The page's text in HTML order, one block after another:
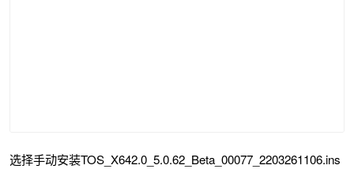
选择手动安装TOS_X642.0_5.0.62_Beta_00077_2203261106.ins